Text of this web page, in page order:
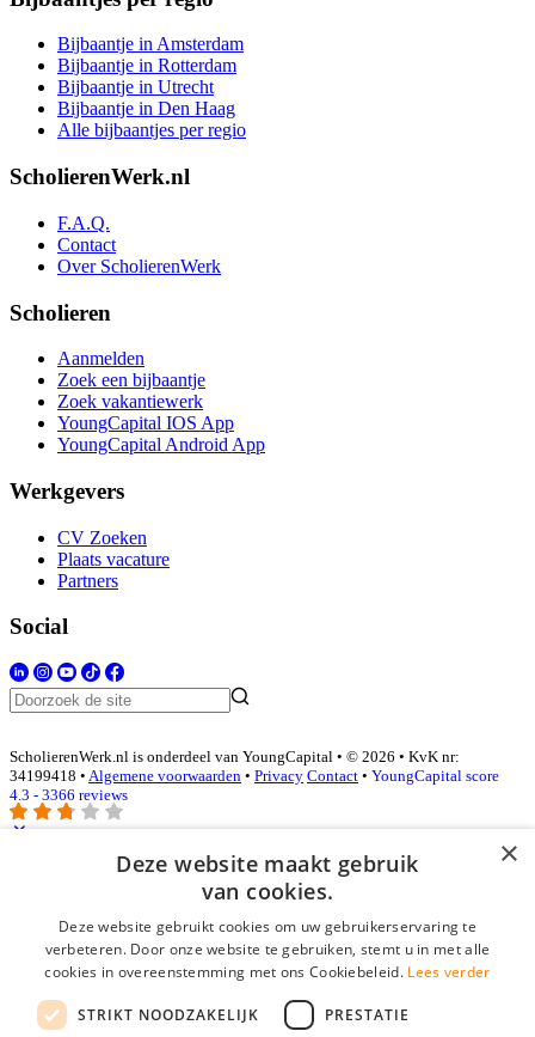
Bijbaantje in Amsterdam
Bijbaantje in Rotterdam
Bijbaantje in Utrecht
Bijbaantje in Den Haag
Alle bijbaantjes per regio
ScholierenWerk.nl
F.A.Q.
Contact
Over ScholierenWerk
Scholieren
Aanmelden
Zoek een bijbaantje
Zoek vakantiewerk
YoungCapital IOS App
YoungCapital Android App
Werkgevers
CV Zoeken
Plaats vacature
Partners
Social
ScholierenWerk.nl is onderdeel van YoungCapital • © 2026 • KvK nr:
34199418 • Algemene voorwaarden • Privacy Contact • YoungCapital score
4.3 - 3366 reviews
Inloggen als bedrijf
E-mail*
Wachtwoord
login gegevens onthouden
×
Deze website maakt gebruik
van cookies.
Deze website gebruikt cookies om uw gebruikerservaring te
verbeteren. Door onze website te gebruiken, stemt u in met alle
cookies in overeenstemming met ons Cookiebeleid. Lees verder
STRIKT NOODZAKELIJK PRESTATIE